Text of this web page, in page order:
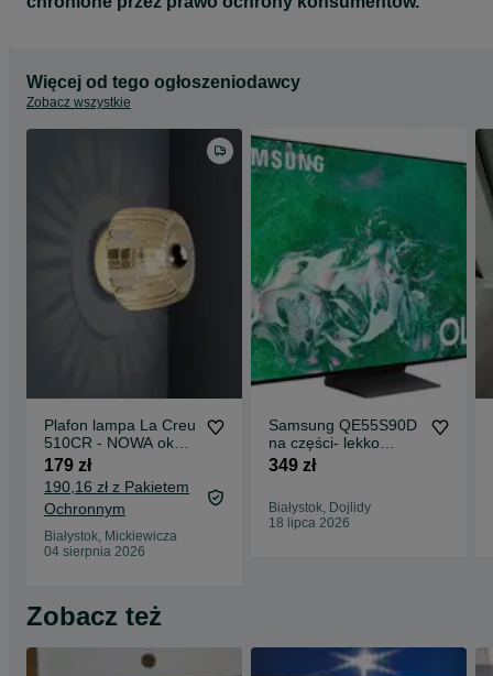
Więcej od tego ogłoszeniodawcy
Zobacz wszystkie
Plafon lampa La Creu
510CR - NOWA ok
450zl. -50%
179 zł
190,16 zł z Pakietem
Ochronnym
Białystok, Mickiewicza
04 sierpnia 2026
Samsung QE55S90D
na części- lekko
uszkodzona matryca
349 zł
Białystok, Dojlidy
18 lipca 2026
Zobacz też